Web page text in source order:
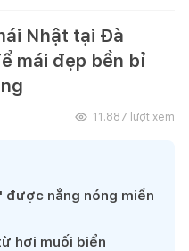
Nhật tại Đà
mái đẹp bền bỉ
11.887 lượt xem
nắng nóng miền
hơi muối biển